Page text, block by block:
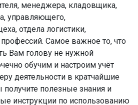
менеджера, кладовщика,
управляющего,
отдела логистики,
Самое важное то, что
Вам голову не нужной
обучим и настроим учёт
деятельности в кратчайшие
полезные знания и
инструкции по использованию